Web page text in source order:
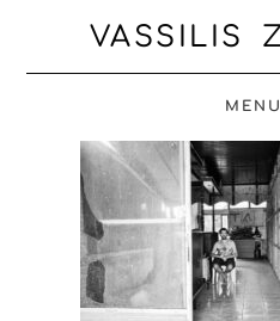
VASSILIS
MENU